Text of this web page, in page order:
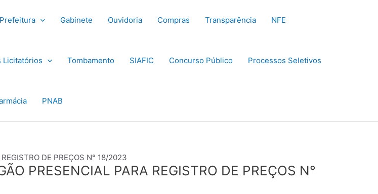
Prefeitura Gabinete Ouvidoria Compras Transparência NFE
Licitatórios Tombamento SIAFIC Concurso Público Processos Seletivos
PNAB
DE PREÇOS N° 18/2023
PRESENCIAL PARA REGISTRO DE PREÇOS N°